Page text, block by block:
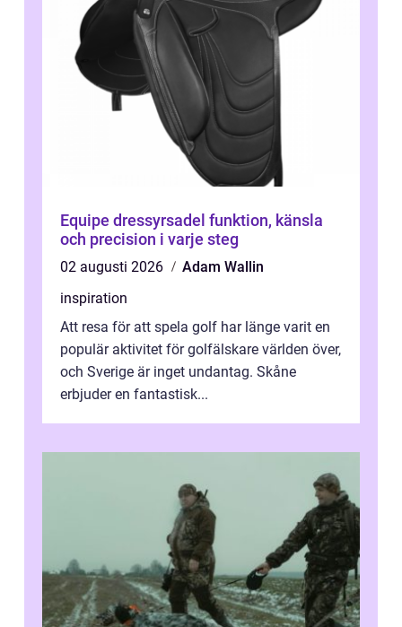
Equipe dressyrsadel funktion, känsla
och precision i varje steg
02 augusti 2026
Adam Wallin
inspiration
Att resa för att spela golf har länge varit en
populär aktivitet för golfälskare världen över,
och Sverige är inget undantag. Skåne
erbjuder en fantastisk...